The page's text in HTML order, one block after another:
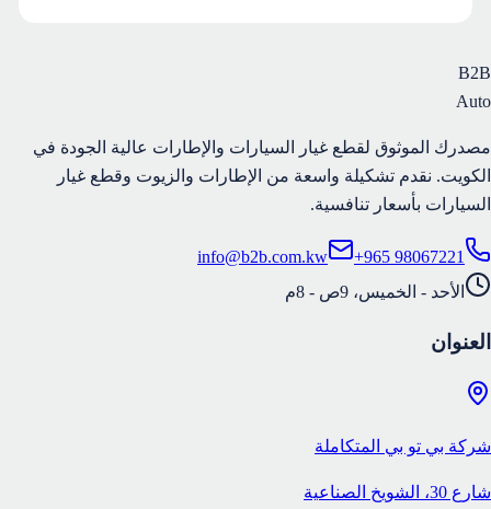
B2B
Auto
مصدرك الموثوق لقطع غيار السيارات والإطارات عالية الجودة في
الكويت. نقدم تشكيلة واسعة من الإطارات والزيوت وقطع غيار
السيارات بأسعار تنافسية.
+965 98067221
info@b2b.com.kw
الأحد - الخميس، 9ص - 8م
العنوان
شركة بي تو بي المتكاملة
شارع 30، الشويخ الصناعية